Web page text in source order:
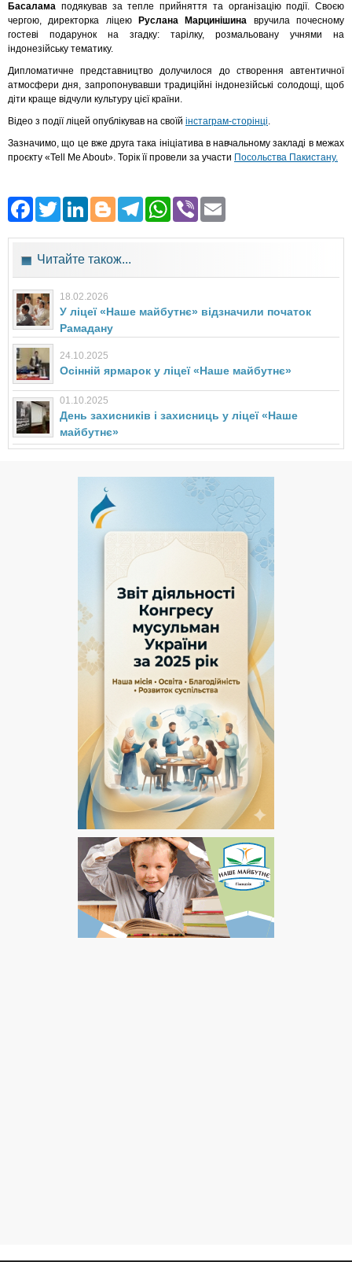
Басалама подякував за тепле прийняття та організацію події. Своєю
чергою, директорка ліцею
Руслана Марцинішина вручила почесному
гостеві подарунок на згадку: тарілку, розмальовану учнями на
індонезійську тематику.
Дипломатичне представництво долучилося до створення автентичної
атмосфери дня, запропонувавши традиційні індонезійські солодощі, щоб
діти краще відчули культуру цієї країни.
Відео з події ліцей опублікував на своїй інстаграм-сторінці.
Зазначимо, що це вже друга така ініціатива в навчальному закладі в межах
проєкту «Tell Me About». Торік її провели за участи Посольства Пакистану.
Facebook
Twitter
LinkedIn
Blogger
Telegram
WhatsApp
Viber
Читайте також...
18.02.2026
У ліцеї «Наше майбутнє» відзначили початок
Рамадану
24.10.2025
Осінній ярмарок у ліцеї «Наше майбутнє»
01.10.2025
День захисників і захисниць у ліцеї «Наше
майбутнє»